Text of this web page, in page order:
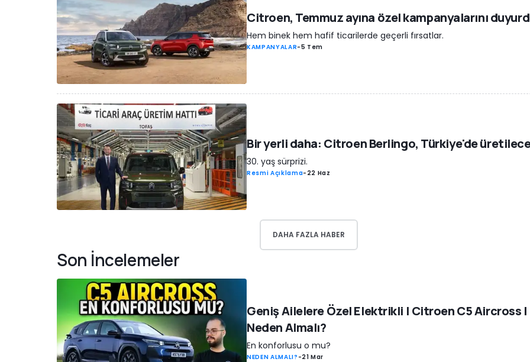
Citroen, Temmuz ayına özel kampanyalarını
Hem binek hem hafif ticarilerde geçerli fırsatlar.
KAMPANYALAR-5 Tem
Bir yerli daha: Citroen Berlingo, Türkiye'de
30. yaş sürprizi.
Resmi Açıklama- 22 Haz
DAHA FAZLA HABER
Son İncelemeler
Geniş Ailelere Özel Elektrikli | Citroen C5 Aircross |
Neden Almalı?
En konforlusu o mu?
NEDEN ALMALI? -21 Mar